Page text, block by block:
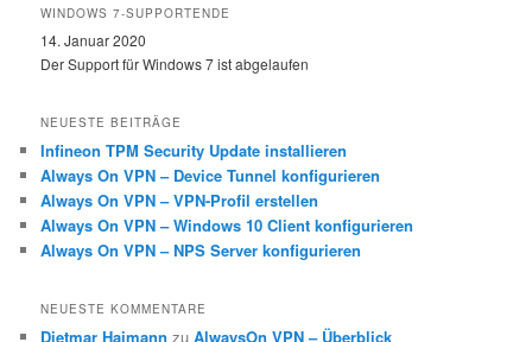
WINDOWS 7-SUPPORTENDE
14. Januar 2020
Der Support für Windows 7 ist abgelaufen
NEUESTE BEITRÄGE
Infineon TPM Security Update installieren
Always On VPN – Device Tunnel konfigurieren
Always On VPN – VPN-Profil erstellen
Always On VPN – Windows 10 Client konfigurieren
Always On VPN – NPS Server konfigurieren
NEUESTE KOMMENTARE
Dietmar Haimann zuAlwaysOn VPN – Überblick